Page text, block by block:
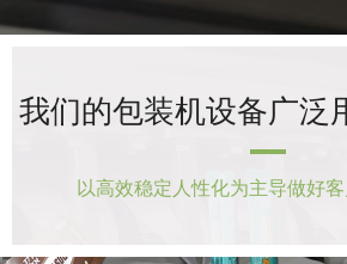
我们的包装机设备广泛
以高效稳定人性化为主导做好